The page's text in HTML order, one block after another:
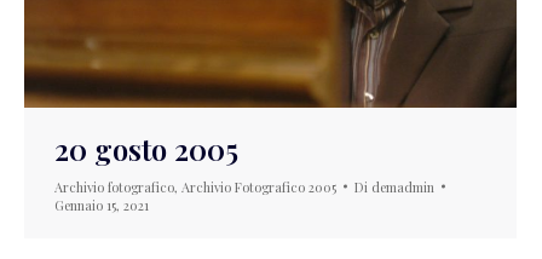
20 gosto 2005
Archivio fotografico, Archivio Fotografico 2005 Di demadmin
Gennaio 15, 2021